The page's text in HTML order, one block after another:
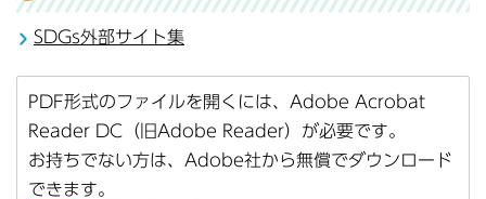
SDGs外部サイト集
PDF形式のファイルを開くには、Adobe Acrobat
Reader DC（旧Adobe Reader）が必要です。
お持ちでない方は、Adobe社から無償でダウンロード
できます。